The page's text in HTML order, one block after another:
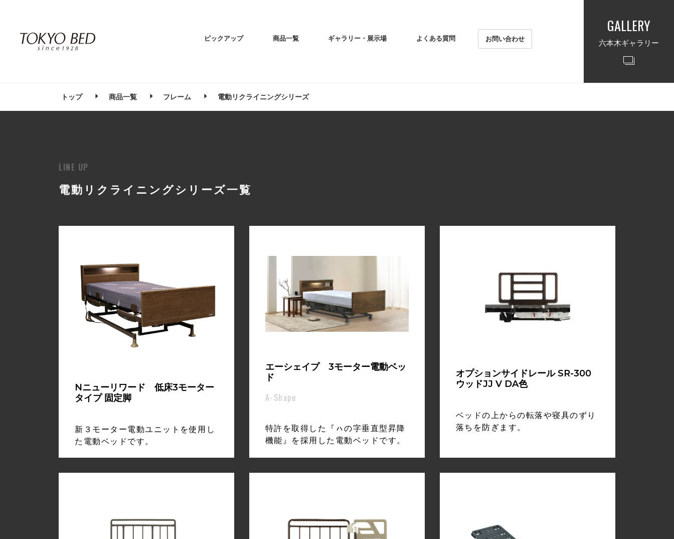
ピックアップ 商品一覧 ギャラリー・展示場 よくある質問 お問い合わせ
GALLERY
六本木ギャラリー
トップ 商品一覧 フレーム 電動リクライニングシリーズ
LINE UP
電動リクライニングシリーズ一覧
Nニューリワード 低床3モーター
タイプ 固定脚
新３モーター電動ユニットを使用し
た電動ベッドです。
エーシェイプ 3モーター電動ベッ
ド
A-Shape
特許を取得した『ㇵの字垂直型昇降
機能』を採用した電動ベッドです。
オプションサイドレール SR-300
ウッドJJ V DA色
ベッドの上からの転落や寝具のずり
落ちを防ぎます。